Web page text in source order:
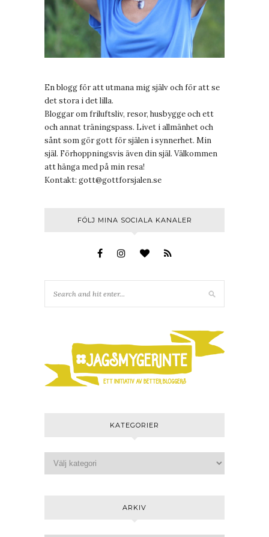
En blogg för att utmana mig själv och för att se
det stora i det lilla.
Bloggar om friluftsliv, resor, husbygge och ett
och annat träningspass. Livet i allmänhet och
sånt som gör gott för själen i synnerhet. Min
själ. Förhoppningsvis även din själ. Välkommen
att hänga med på min resa!
Kontakt: gott@gottforsjalen.se
FÖLJ MINA SOCIALA KANALER
KATEGORIER
ARKIV